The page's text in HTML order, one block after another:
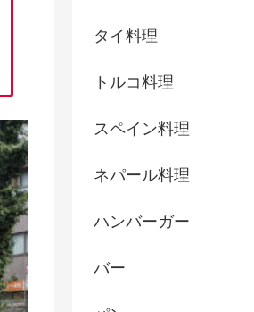
タイ料理
トルコ料理
スペイン料理
ネパール料理
ハンバーガー
バー